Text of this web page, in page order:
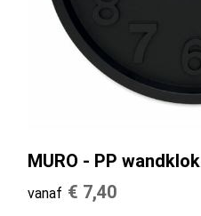
MURO - PP wandklok
vanaf € 7,40